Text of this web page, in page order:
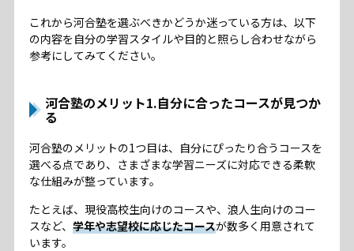
これから河合塾を選ぶべきかどうか迷っている方は、以下
の内容を自分の学習スタイルや目的と照らし合わせながら
参考にしてみてください。
河合塾のメリット1.自分に合ったコースが見つか
る
河合塾のメリットの1つ目は、自分にぴったり合うコースを
選べる点であり、さまざまな学習ニーズに対応できる柔軟
な仕組みが整っています。
たとえば、現役高校生向けのコースや、浪人生向けのコー
スなど、 学年や志望校に応じたコースが数多く用意されて
います。